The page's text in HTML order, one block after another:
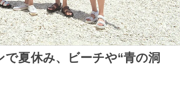
夏休み、ビーチや“青の洞